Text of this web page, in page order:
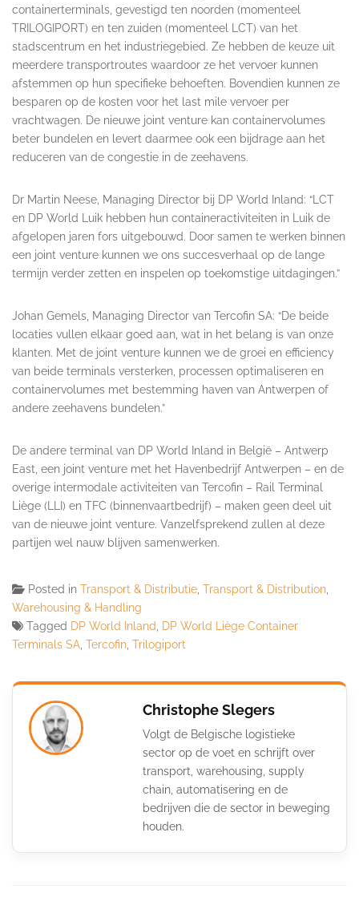
containerterminals, gevestigd ten noorden (momenteel
TRILOGIPORT) en ten zuiden (momenteel LCT) van het
stadscentrum en het industriegebied. Ze hebben de keuze uit
meerdere transportroutes waardoor ze het vervoer kunnen
afstemmen op hun specifieke behoeften. Bovendien kunnen ze
besparen op de kosten voor het last mile vervoer per
vrachtwagen. De nieuwe joint venture kan containervolumes
beter bundelen en levert daarmee ook een bijdrage aan het
reduceren van de congestie in de zeehavens.
Dr Martin Neese, Managing Director bij DP World Inland: “LCT
en DP World Luik hebben hun containeractiviteiten in Luik de
afgelopen jaren fors uitgebouwd. Door samen te werken binnen
een joint venture kunnen we ons succesverhaal op de lange
termijn verder zetten en inspelen op toekomstige uitdagingen.”
Johan Gemels, Managing Director van Tercofin SA: “De beide
locaties vullen elkaar goed aan, wat in het belang is van onze
klanten. Met de joint venture kunnen we de groei en efficiency
van beide terminals versterken, processen optimaliseren en
containervolumes met bestemming haven van Antwerpen of
andere zeehavens bundelen.”
De andere terminal van DP World Inland in België – Antwerp
East, een joint venture met het Havenbedrijf Antwerpen – en de
overige intermodale activiteiten van Tercofin – Rail Terminal
Liège (LLI) en TFC (binnenvaartbedrijf) – maken geen deel uit
van de nieuwe joint venture. Vanzelfsprekend zullen al deze
partijen wel nauw blijven samenwerken.
Posted in Transport & Distributie Transport & Distribution
Warehousing & Handling
Tagged DP World Inland
DP World Liège Container
Terminals SA Tercofin Trilogiport
Christophe Slegers
Volgt de Belgische logistieke
sector op de voet en schrijft over
transport, warehousing, supply
chain, automatisering en de
bedrijven die de sector in beweging
houden.